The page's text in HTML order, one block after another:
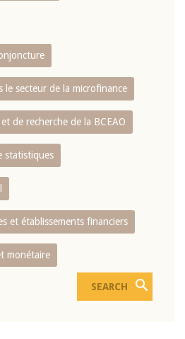
le secteur de la microfinance
de recherche de la BCEAO
statistiques
et établissements financiers
monétaire